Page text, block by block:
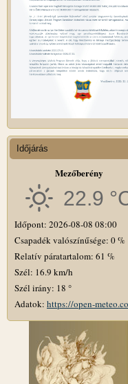
Időjárás
Mezőberény
22.9
Időpont: 2026-08-08 08:00
Csapadék valószínűsége: 0 %
Relatív páratartalom: 61 %
Szél: 16.9 km/h
Szél irány: 18 °
Adatok: https://open-